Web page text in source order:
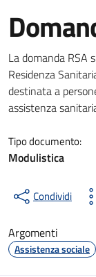
Dettagli
La domanda RSA
Residenza
destinata a
assistenza
Tipo documento:
Modulistica
Condividi
Argomenti
Assistenza sociale